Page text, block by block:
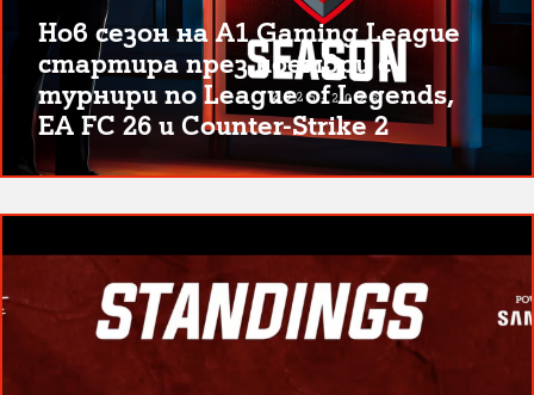
Нов сезон на A1 Gaming League
стартира през ноември с
турнири по League of Legends,
EA FC 26 и Counter-Strike 2